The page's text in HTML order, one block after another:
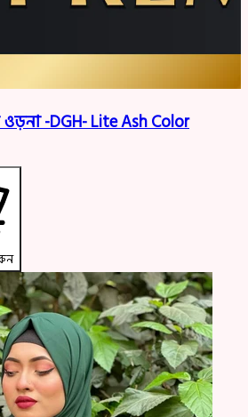
-DGH- Lite Ash Color